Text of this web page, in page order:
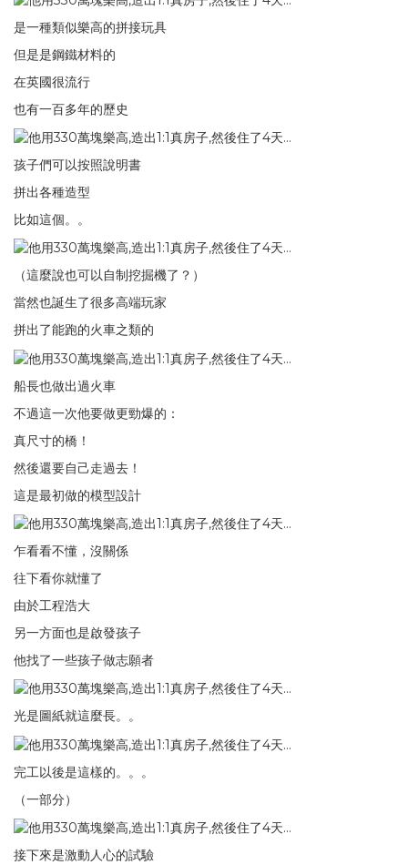
是一種類似樂高的拼接玩具
但是是鋼鐵材料的
在英國很流行
也有一百多年的歷史
孩子們可以按照說明書
拼出各種造型
比如這個。。
（這麼說也可以自制挖掘機了？）
當然也誕生了很多高端玩家
拼出了能跑的火車之類的
船長也做出過火車
不過這一次他要做更勁爆的：
真尺寸的橋！
然後還要自己走過去！
這是最初做的模型設計
乍看看不懂，沒關係
往下看你就懂了
由於工程浩大
另一方面也是啟發孩子
他找了一些孩子做志願者
光是圖紙就這麼長。。
完工以後是這樣的。。。
（一部分）
接下來是激動人心的試驗